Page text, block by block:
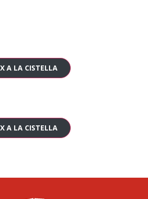
A LA CISTELLA
A LA CISTELLA